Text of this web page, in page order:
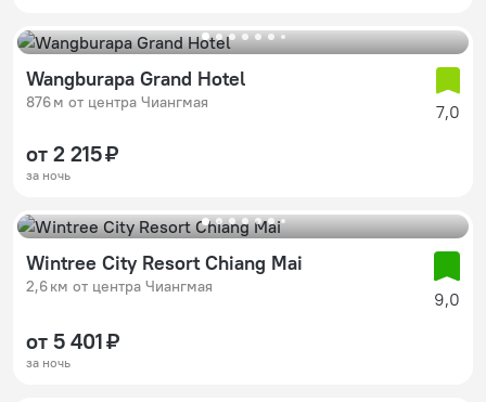
Wangburapa Grand Hotel
876 м от центра Чиангмая 7,0
от 2 215 ₽
за ночь
Wintree City Resort Chiang Mai
2,6 км от центра Чиангмая
9,0
от 5 401 ₽
за ночь